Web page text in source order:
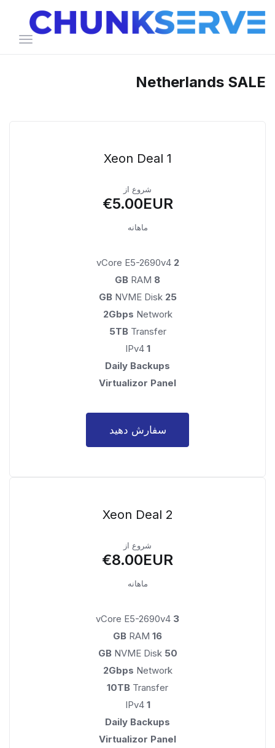
تغییر
Netherlands SALE
Xeon Deal 1
شروع از
€5.00EUR
ماهانه
2
vCore E5-2690v4
8 GB
RAM
25 GB
NVME Disk
2Gbps Network
5TBTransfer
1
IPv4
Daily Backups
Virtualizor Panel
سفارش دهید
Xeon Deal 2
شروع از
€8.00EUR
ماهانه
3
16 GB
RAM
50 GB
NVME Disk
2Gbps Network
10TB Transfer
1
IPv4
Daily Backups
Virtualizor Panel